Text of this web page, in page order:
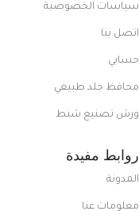
سياسات الخصوصية
اتصل بنا
حسابي
محافظ جلد طبيعي
ورش تصنيع شنط
روابط مفيدة
المدونة
معلومات عنا